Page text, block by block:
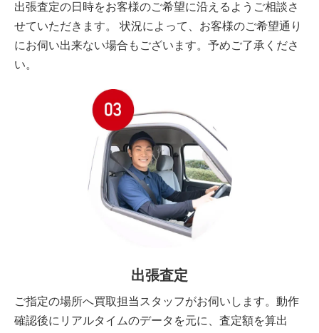
出張査定の日時をお客様のご希望に沿えるようご相談さ
せていただきます。 状況によって、お客様のご希望通り
にお伺い出来ない場合もございます。予めご了承くださ
い。
出張査定
ご指定の場所へ買取担当スタッフがお伺いします。動作
確認後にリアルタイムのデータを元に、査定額を算出